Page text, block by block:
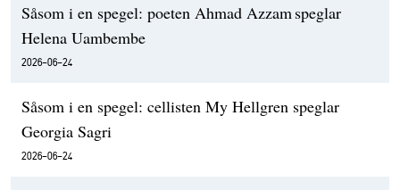
Såsom i en spegel: poeten Ahmad Azzam speglar
Helena Uambembe
2026-06-24
Såsom i en spegel: cellisten My Hellgren speglar
Georgia Sagri
2026-06-24